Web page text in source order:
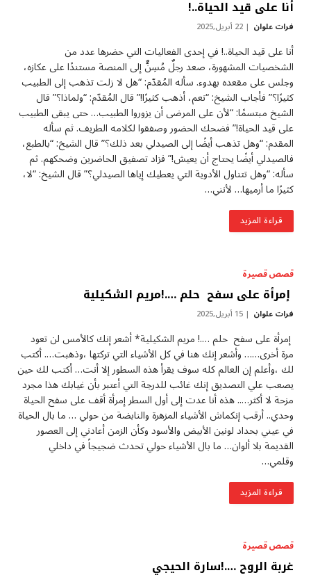
أنا على قيد الحياة..!
فرات علوان 22 أبريل,2025
أنا على قيد الحياة..! في إحدى الفعاليات التي حضرها عدد من
الشخصيات المشهورة، صعد رجلٌ مُسِنٌّ إلى المنصة مستندًا على عكازه،
وجلس على مقعده بهدوء. سأله المُقدّم: “هل لا زلت تذهب إلى الطبيب
كثيرًا؟” فأجاب الشيخ: “نعم، أذهب كثيرًا!” قال المُقدّم: “ولماذا؟” قال
الشيخ مبتسمًا: “لأن على المرضى أن يزوروا الطبيب… حتى يبقى الطبيب
على قيد الحياة!” فضحك الحضور وصفقوا لكلامه الطريف. ثم سأله
المقدم: “وهل تذهب أيضًا إلى الصيدلي بعد ذلك؟” قال الشيخ: “بالطبع،
فالصيدلي أيضًا يحتاج أن يعيش!” فزاد تصفيق الحاضرين وضحكهم. ثم
سأله: “وهل تتناول الأدوية التي يعطيك إياها الصيدلي؟” قال الشيخ: “لا،
كثيرًا ما أرميها… لأنني…
قراءة المزيد
قصص قصيرة
إمرأة على سفح حلم ….!مريم الشكيلية
فرات علوان 15 أبريل,2025
إمرأة على سفح حلم ….! مريم الشكيلية* أشعر إنك كالأمس لن تعود
مرة أخرى…… وأشعر إنك هنا في كل الأشياء التي تركتها ،وذهبت…. أكتب
لك ،وأعلم إن العالم كله سوف يقرأ هذه السطور إلا أنت… أكتب لك حين
يصعب علي التصديق إنك غائب للدرجة التي أعتبر بأن غيابك هذا مجرد
مزحة لا أكثر….. هذه أنا عدت إلى أول السطر إمرأة أقف على سفح الحياة
وحدي.. أرقب إنكماش الأشياء المزهرة والنابضة من حولي … ما بال الحياة
في عيني بحداد لونين الأبيض والأسود وكأن الزمن أعادني إلى العصور
القديمة بلا ألوان… ما بال الأشياء حولي تحدث ضجيجاً في داخلي
وقلمي…
قراءة المزيد
قصص قصيرة
غربة الروح ….!سارة الحيجي